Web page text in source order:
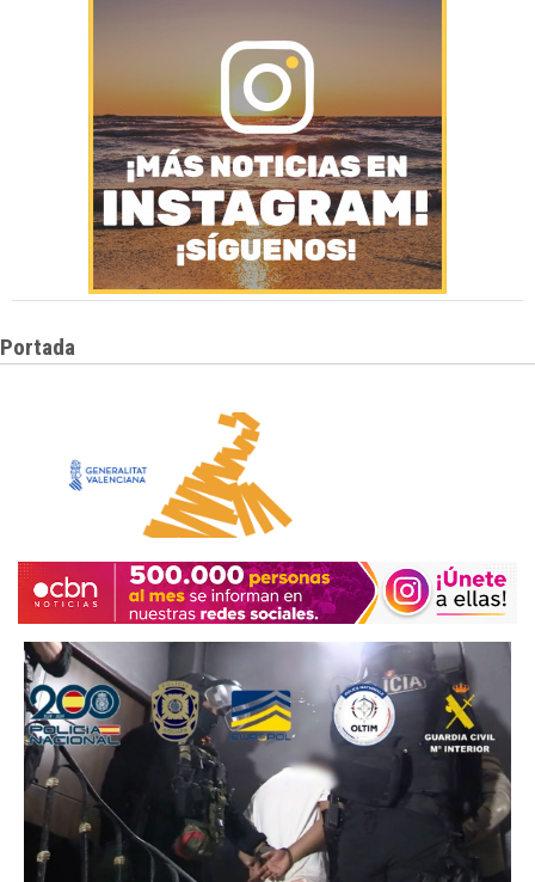
Portada